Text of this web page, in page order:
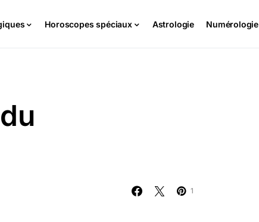
Horoscopes spéciaux Astrologie Numérologie
1